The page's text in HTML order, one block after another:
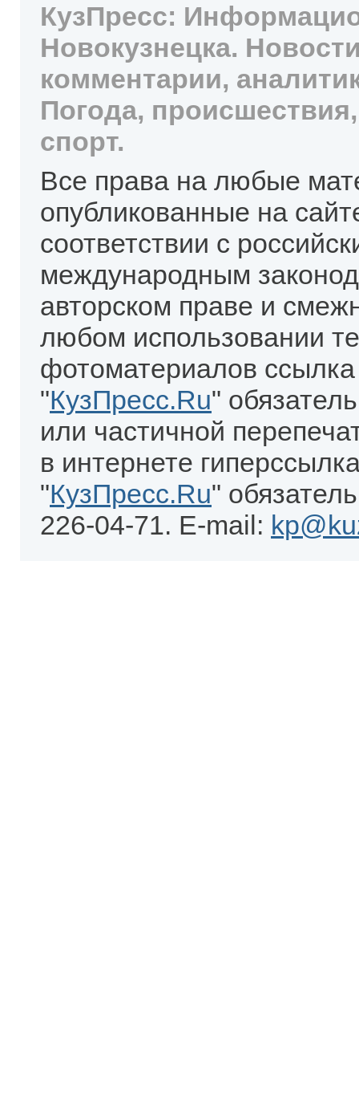
КузПресс:
Новокузнецка.
комментарии,
Погода,
спорт.
Все права на любые
опубликованные на
соответствии с
международным
авторском праве и
любом использовании
фотоматериалов
"КузПресс.Ru"
или частичной
в интернете
"КузПресс.Ru"
226-04-71. E-mail: